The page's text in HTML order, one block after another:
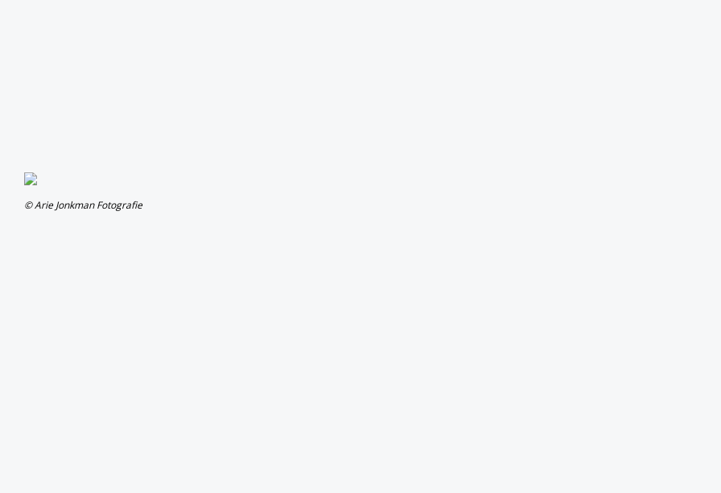
© Arie Jonkman Fotografie